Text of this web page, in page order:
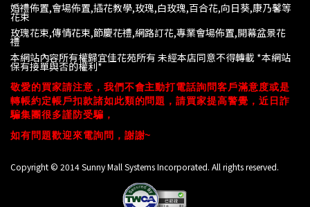
婚禮佈置,會場佈置,插花教學,玫瑰,白玫瑰,百合花,向日葵,康乃馨等
花束
玫瑰花束,傳情花束,節慶花禮,網路訂花,專業會場佈置,開幕盆景花
禮
本網站內容所有權歸宜佳花苑所有 未經本店同意不得轉載 *本網站
保有接單與否的權利*
敬愛的買家請注意，我們不會主動打電話詢問客戶滿意度或是
轉帳約定帳戶扣款諸如此類的問題，請買家提高警覺，近日詐
騙集團很多謹防受騙，
如有問題歡迎來電詢問，謝謝~
Copyright © 2014 Sunny Mall Systems Incorporated. All rights reserved.